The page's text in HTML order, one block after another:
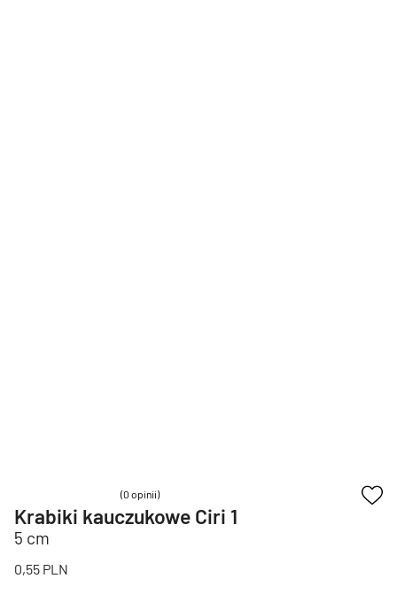
(0 opinii)
Krabiki kauczukowe Ciri 1
5 cm
0,55 PLN